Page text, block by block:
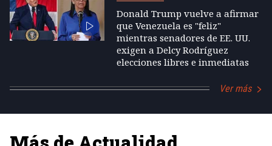
Donald Trump vuelve a afirmar
que Venezuela es "feliz"
mientras senadores de EE. UU.
exigen a Delcy Rodríguez
elecciones libres e inmediatas
Ver más